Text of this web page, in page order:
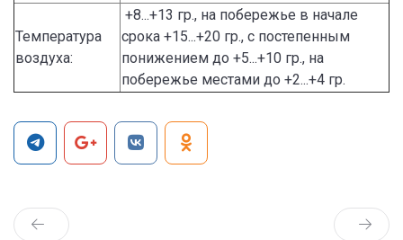
Температура
воздуха:
+8...+13 гр., на побережье в начале
срока +15...+20 гр., с постепенным
понижением до +5...+10 гр., на
побережье местами до +2...+4 гр.